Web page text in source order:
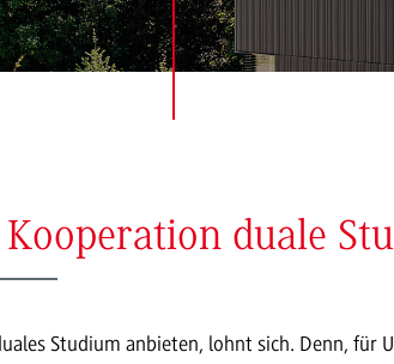
duale
Studium anbieten, lohnt sich. Denn, für